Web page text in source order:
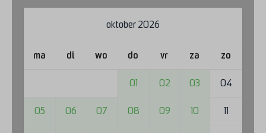
oktober 2026
ma di wo do vr za zo
01 02 03 04
05 06 07 08 09 10 11